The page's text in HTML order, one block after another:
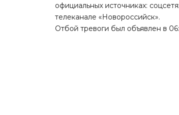
официальных источниках:
телеканале «Новороссийск».
Отбой тревоги был объявлен в